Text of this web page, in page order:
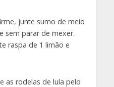
junte sumo de meio
sem parar de mexer.
raspa de 1 limão e
as rodelas de lula pelo